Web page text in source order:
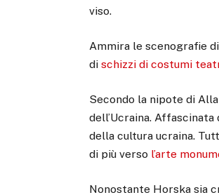
viso.
Ammira le scenografie
dischizzi di costumi
Secondo la nipote di
dell’Ucraina.
della cultura ucraina.
di più verso l’arte
Nonostante Horska sia